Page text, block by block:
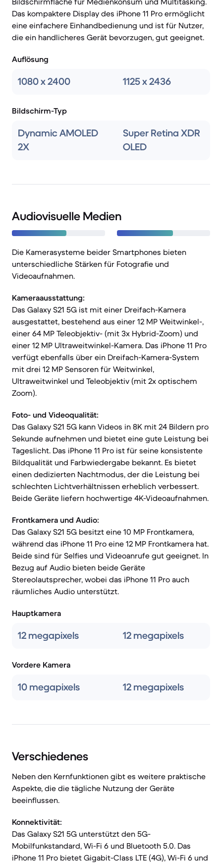
Das kompaktere Display des iPhone 11 Pro ermöglicht
eine einfachere Einhandbedienung und ist für Nutzer,
die ein handlicheres Gerät bevorzugen, gut geeignet.
Auflösung
1080 x 2400 1125 x 2436
Bildschirm-Typ
Dynamic AMOLED
2X
Super Retina XDR
OLED
Audiovisuelle Medien
Die Kamerasysteme beider Smartphones bieten
unterschiedliche Stärken für Fotografie und
Videoaufnahmen.
Kameraausstattung:
Das Galaxy S21 5G ist mit einer Dreifach-Kamera
ausgestattet, bestehend aus einer 12 MP Weitwinkel-,
einer 64 MP Teleobjektiv- (mit 3x Hybrid-Zoom) und
einer 12 MP Ultraweitwinkel-Kamera. Das iPhone 11 Pro
verfügt ebenfalls über ein Dreifach-Kamera-System
mit drei 12 MP Sensoren für Weitwinkel,
Ultraweitwinkel und Teleobjektiv (mit 2x optischem
Zoom).
Foto- und Videoqualität:
Das Galaxy S21 5G kann Videos in 8K mit 24 Bildern pro
Sekunde aufnehmen und bietet eine gute Leistung bei
Tageslicht. Das iPhone 11 Pro ist für seine konsistente
Bildqualität und Farbwiedergabe bekannt. Es bietet
einen dedizierten Nachtmodus, der die Leistung bei
schlechten Lichtverhältnissen erheblich verbessert.
Beide Geräte liefern hochwertige 4K-Videoaufnahmen.
Frontkamera und Audio:
Das Galaxy S21 5G besitzt eine 10 MP Frontkamera,
während das iPhone 11 Pro eine 12 MP Frontkamera hat.
Beide sind für Selfies und Videoanrufe gut geeignet. In
Bezug auf Audio bieten beide Geräte
Stereolautsprecher, wobei das iPhone 11 Pro auch
räumliches Audio unterstützt.
Hauptkamera
12 megapixels 12 megapixels
Vordere Kamera
10 megapixels 12 megapixels
Verschiedenes
Neben den Kernfunktionen gibt es weitere praktische
Aspekte, die die tägliche Nutzung der Geräte
beeinflussen.
Konnektivität:
Das Galaxy S21 5G unterstützt den 5G-
Mobilfunkstandard, Wi-Fi 6 und Bluetooth 5.0. Das
iPhone 11 Pro bietet Gigabit-Class LTE (4G), Wi-Fi 6 und